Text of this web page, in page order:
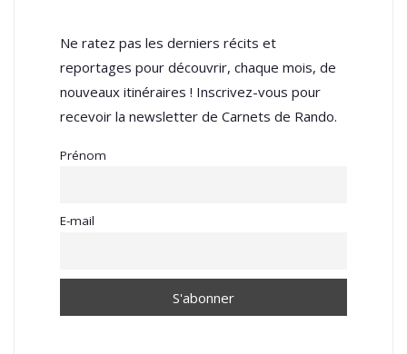
Ne ratez pas les derniers récits et
reportages pour découvrir, chaque mois, de
nouveaux itinéraires ! Inscrivez-vous pour
recevoir la newsletter de Carnets de Rando.
Prénom
E-mail